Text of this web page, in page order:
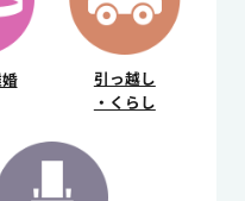
引っ越し
・くらし